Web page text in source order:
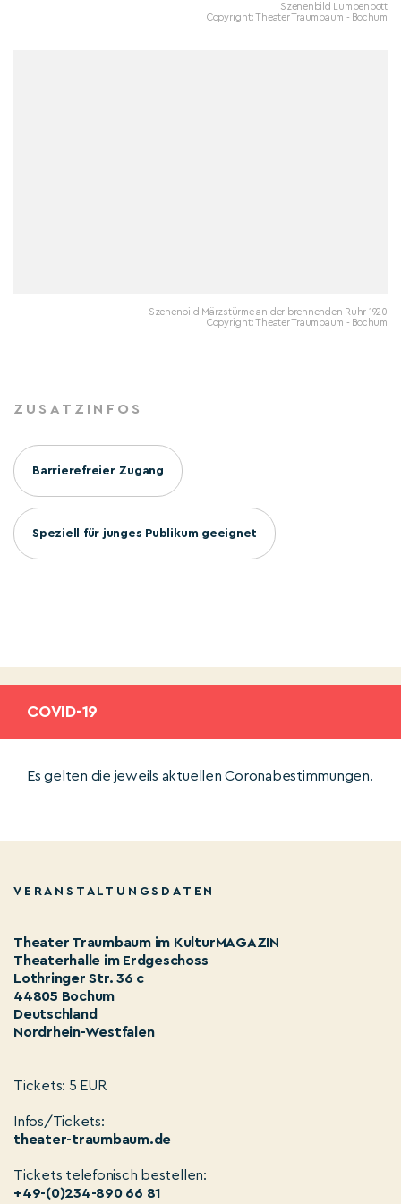
Szenenbild Lumpenpott
Copyright: Theater Traumbaum - Bochum
Szenenbild Märzstürme an der brennenden Ruhr 1920
Copyright: Theater Traumbaum - Bochum
ZUSATZINFOS
Barrierefreier Zugang
Speziell für junges Publikum geeignet
COVID-19
Es gelten die jeweils aktuellen Coronabestimmungen.
VERANSTALTUNGSDATEN
Theater Traumbaum im KulturMAGAZIN
Theaterhalle im Erdgeschoss
Lothringer Str. 36 c
44805 Bochum
Deutschland
Nordrhein-Westfalen
Tickets: 5 EUR
Infos/Tickets:
theater-traumbaum.de
Tickets telefonisch bestellen:
+49-(0)234-890 66 81